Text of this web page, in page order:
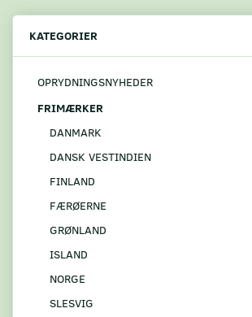
KATEGORIER
OPRYDNINGSNYHEDER
FRIMÆRKER
DANMARK
DANSK VESTINDIEN
FINLAND
FÆRØERNE
GRØNLAND
ISLAND
NORGE
SLESVIG